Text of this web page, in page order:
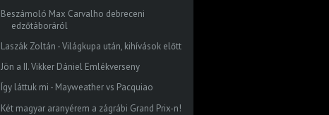
Beszámoló Max Carvalho debreceni
edzőtáboráról
Laszák Zoltán - Világkupa után, kihívások előtt
Jön a II. Vikker Dániel Emlékverseny
Így láttuk mi - Mayweather vs Pacquiao
Két magyar aranyérem a zágrábi Grand Prix-n!